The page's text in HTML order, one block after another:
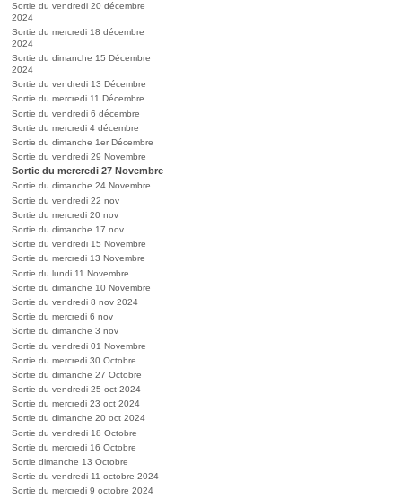
Sortie du vendredi 20 décembre
2024
Sortie du mercredi 18 décembre
2024
Sortie du dimanche 15 Décembre
2024
Sortie du vendredi 13 Décembre
Sortie du mercredi 11 Décembre
Sortie du vendredi 6 décembre
Sortie du mercredi 4 décembre
Sortie du dimanche 1er Décembre
Sortie du vendredi 29 Novembre
Sortie du mercredi 27 Novembre
Sortie du dimanche 24 Novembre
Sortie du vendredi 22 nov
Sortie du mercredi 20 nov
Sortie du dimanche 17 nov
Sortie du vendredi 15 Novembre
Sortie du mercredi 13 Novembre
Sortie du lundi 11 Novembre
Sortie du dimanche 10 Novembre
Sortie du vendredi 8 nov 2024
Sortie du mercredi 6 nov
Sortie du dimanche 3 nov
Sortie du vendredi 01 Novembre
Sortie du mercredi 30 Octobre
Sortie du dimanche 27 Octobre
Sortie du vendredi 25 oct 2024
Sortie du mercredi 23 oct 2024
Sortie du dimanche 20 oct 2024
Sortie du vendredi 18 Octobre
Sortie du mercredi 16 Octobre
Sortie dimanche 13 Octobre
Sortie du vendredi 11 octobre 2024
Sortie du mercredi 9 octobre 2024